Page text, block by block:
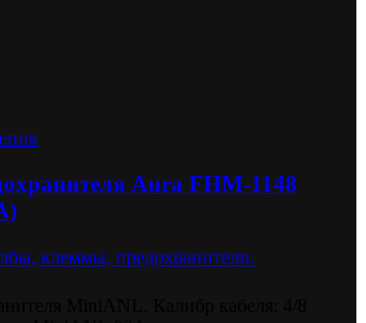
Aura FHM-1148
клеммы, предохранители.